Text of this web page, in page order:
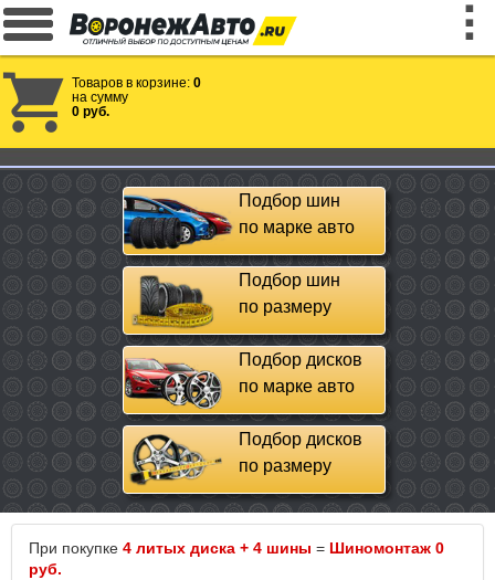
Товаров в корзине: 0
на сумму
0 руб.
Подбор шин
по марке авто
Подбор шин
по размеру
Подбор дисков
по марке авто
Подбор дисков
по размеру
При покупке 4 литых диска + 4 шины = Шиномонтаж 0
руб.